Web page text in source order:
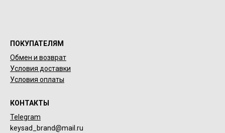
Telegram
keysad_brand@mail.ru
Условия оплаты
Условия доставки
Обмен и возврат
ПОКУПАТЕЛЯМ
КОНТАКТЫ